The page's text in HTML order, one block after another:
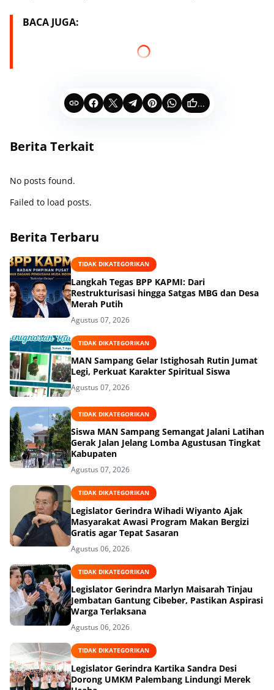
BACA JUGA:
...
Berita Terkait
No posts found.
Failed to load posts.
Berita Terbaru
TIDAK DIKATEGORIKAN
Langkah Tegas BPP KAPMI: Dari
Restrukturisasi hingga Satgas MBG dan Desa
Merah Putih
Agustus 07, 2026
TIDAK DIKATEGORIKAN
MAN Sampang Gelar Istighosah Rutin Jumat
Legi, Perkuat Karakter Spiritual Siswa
Agustus 07, 2026
TIDAK DIKATEGORIKAN
Siswa MAN Sampang Semangat Jalani Latihan
Gerak Jalan Jelang Lomba Agustusan Tingkat
Kabupaten
Agustus 07, 2026
TIDAK DIKATEGORIKAN
Legislator Gerindra Wihadi Wiyanto Ajak
Masyarakat Awasi Program Makan Bergizi
Gratis agar Tepat Sasaran
Agustus 06, 2026
TIDAK DIKATEGORIKAN
Legislator Gerindra Marlyn Maisarah Tinjau
Jembatan Gantung Cibeber, Pastikan Aspirasi
Warga Terlaksana
Agustus 06, 2026
TIDAK DIKATEGORIKAN
Legislator Gerindra Kartika Sandra Desi
Dorong UMKM Palembang Lindungi Merek